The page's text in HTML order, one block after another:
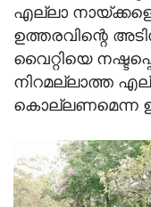
എല്ലാ
ഉത്തരവിന്റെ
വൈറ്റിയെ
നിറമല്ലാത്ത
കൊല്ലണമെന്ന